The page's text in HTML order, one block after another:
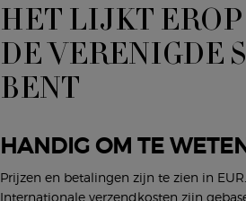
HET LIJKT
DE VERENIGDE
BENT
HANDIG OM TE
Prijzen en betalingen zijn te zien in EUR.
Internationale verzendkosten zijn